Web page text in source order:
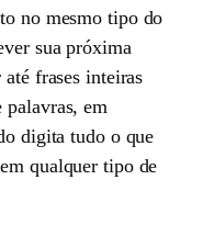
no mesmo tipo do
sua próxima
frases inteiras
palavras, em
digita tudo o que
qualquer tipo de